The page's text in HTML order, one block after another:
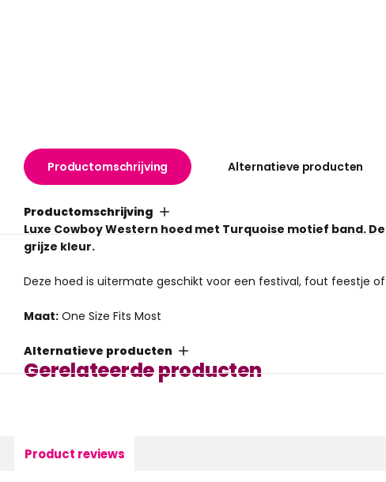
Productomschrijving Alternatieve producten
Productomschrijving
Luxe Cowboy Western hoed met Turquoise motief band.
grijze kleur.
Deze hoed is uitermate geschikt voor een festival, fout feestje
Maat: One Size Fits Most
Alternatieve producten
Gerelateerde producten
Product reviews